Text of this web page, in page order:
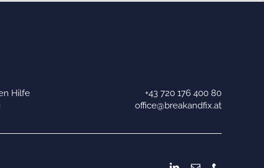
Hilfe
+43 720 176 400 80
office@breakandfix.at